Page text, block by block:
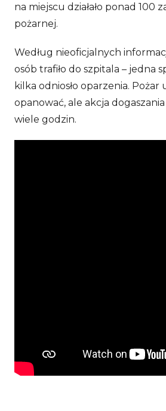
na miejscu działało ponad 100
pożarnej.
Według nieoficjalnych
osób trafiło do szpitala – jedna
kilka odniosło oparzenia. Pożar
opanować, ale akcja
wiele godzin.